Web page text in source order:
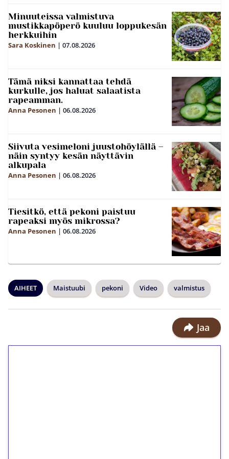
Minuuteissa valmistuva
mustikkapöperö kuuluu loppukesän
herkkuihin
Sara Koskinen | 07.08.2026
Tämä niksi kannattaa tehdä
kurkulle, jos haluat salaatista
rapeamman.
Anna Pesonen | 06.08.2026
Siivuta vesimeloni juustohöylällä –
näin syntyy kesän näyttävin
alkupala
Anna Pesonen | 06.08.2026
Tiesitkö, että pekoni paistuu
rapeaksi myös mikrossa?
Anna Pesonen | 06.08.2026
AIHEET Maistuubi pekoni Video valmistus
Jaa